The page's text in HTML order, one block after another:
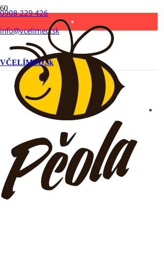
0908 229 426
info@vcelimed.sk
VČELÍMED.sk